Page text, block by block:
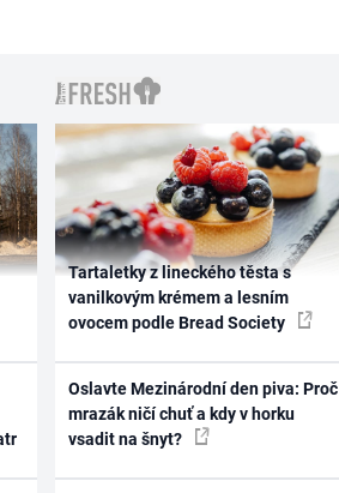
Tartaletky z lineckého těsta s
vanilkovým krémem a lesním
ovocem podle Bread Society
Oslavte Mezinárodní den piva: Proč
mrazák ničí chuť a kdy v horku
vsadit na šnyt?